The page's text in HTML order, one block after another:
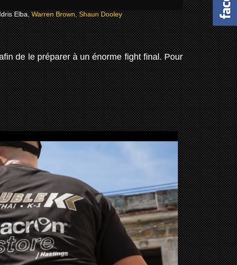
Elba, Warren Brown, Shaun Dooley
de le préparer à un énorme fight final. Pour